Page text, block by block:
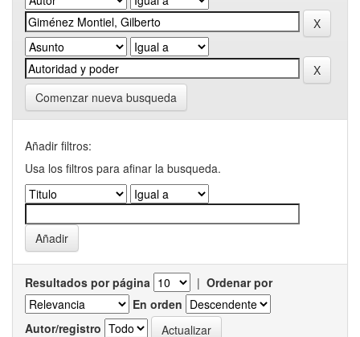
Comenzar nueva busqueda
Añadir filtros:
Usa los filtros para afinar la busqueda.
Resultados por página | Ordenar por
En orden
Autor/registro